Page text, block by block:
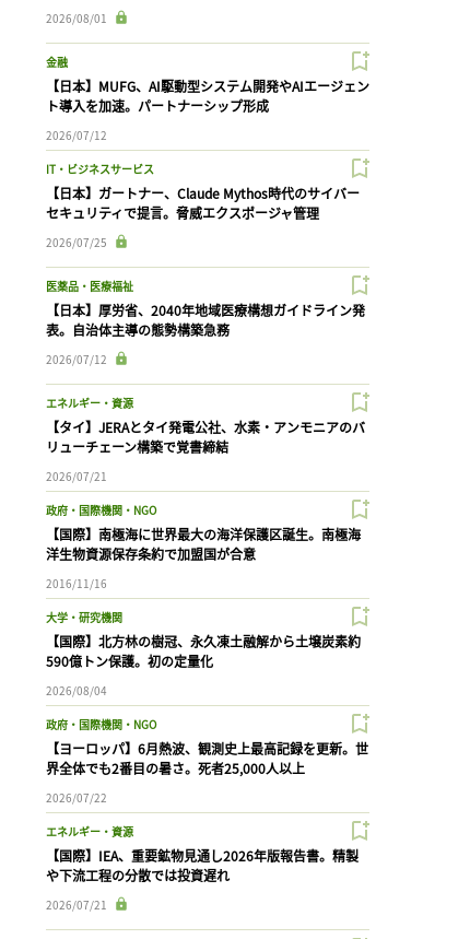
2026/08/01
金融
【日本】MUFG、AI駆動型システム開発やAIエージェン
ト導入を加速。パートナーシップ形成
2026/07/12
IT・ビジネスサービス
【日本】ガートナー、Claude Mythos時代のサイバー
セキュリティで提言。脅威エクスポージャ管理
2026/07/25
医薬品・医療福祉
【日本】厚労省、2040年地域医療構想ガイドライン発
表。自治体主導の態勢構築急務
2026/07/12
エネルギー・資源
【タイ】JERAとタイ発電公社、水素・アンモニアのバ
リューチェーン構築で覚書締結
2026/07/21
政府・国際機関・NGO
【国際】南極海に世界最大の海洋保護区誕生。南極海
洋生物資源保存条約で加盟国が合意
2016/11/16
大学・研究機関
【国際】北方林の樹冠、永久凍土融解から土壌炭素約
590億トン保護。初の定量化
2026/08/04
政府・国際機関・NGO
【ヨーロッパ】6月熱波、観測史上最高記録を更新。世
界全体でも2番目の暑さ。死者25,000人以上
2026/07/22
エネルギー・資源
【国際】IEA、重要鉱物見通し2026年版報告書。精製
や下流工程の分散では投資遅れ
2026/07/21